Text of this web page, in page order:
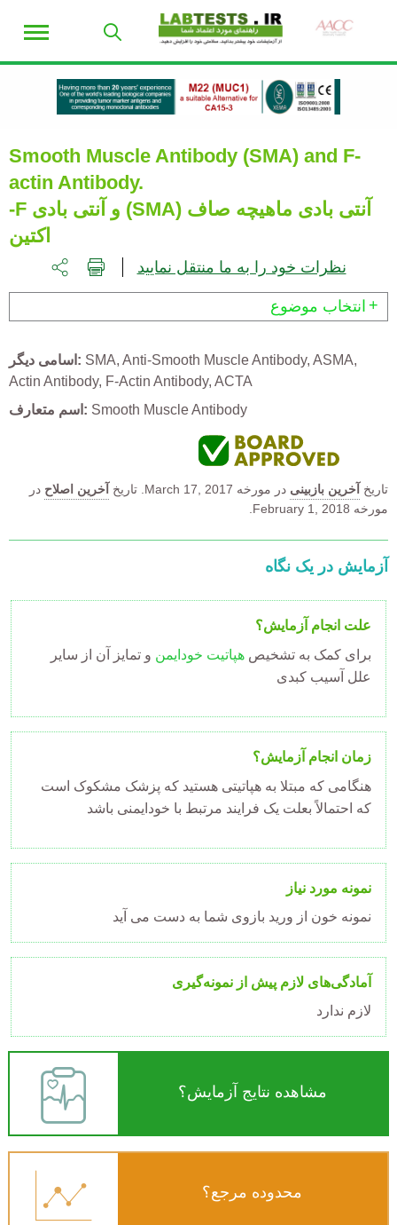
Smooth Muscle Antibody (SMA) and F-
actin Antibody.
آنتی بادی ماهیچه صاف (SMA) و آنتی بادی F-
اکتین
نظرات خود را به ما منتقل نمایید
انتخاب موضوع
اسامی دیگر SMA Anti-Smooth Muscle Antibody ASMA
Actin Antibody F-Actin Antibody ACTA
اسم متعارف
Smooth Muscle Antibody
تاریخ آخرین بازبینی در مورخه March 17, 2017. تاریخ آخرین اصلاح در
مورخه February 1, 2018.
آزمایش در یک نگاه
علت انجام آزمایش؟
برای کمک به تشخیص هپاتیت خودایمن و تمایز آن از سایر
علل آسیب کبدی
زمان انجام آزمایش؟
هنگامی که مبتلا به هپاتیتی هستید که پزشک مشکوک است
که احتمالاً بعلت یک فرایند مرتبط با خودایمنی باشد
نمونه مورد نیاز
نمونه خون از ورید بازوی شما به دست می آید
آمادگی‌های لازم پیش از نمونه‌گیری
لازم ندارد
مشاهده نتایج آزمایش؟
محدوده مرجع؟